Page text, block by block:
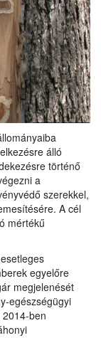
álló
történő
a
szerekkel,
A cél
mértékű
egyelőre
megjelenését
egészségügyi
ben